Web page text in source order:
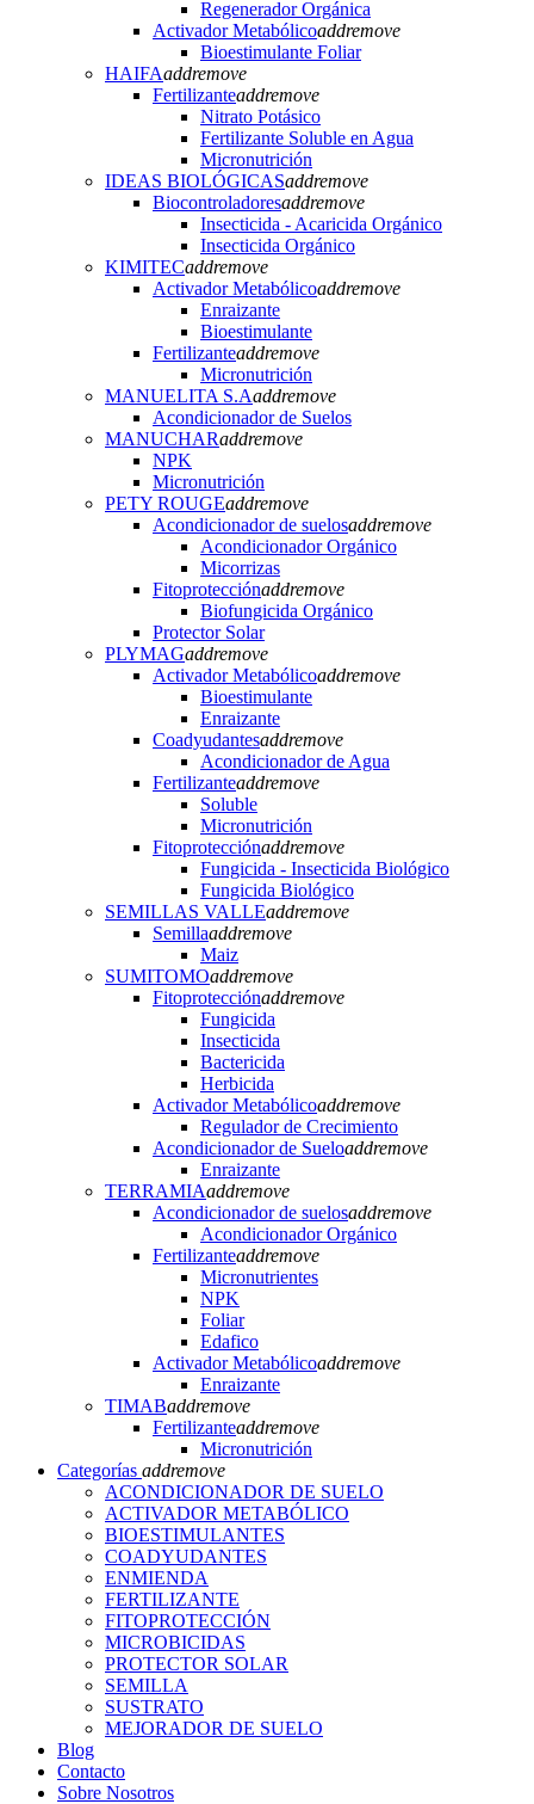
Regenerador Orgánica
Activador Metabólicoaddremove
Bioestimulante Foliar
HAIFAaddremove
Fertilizanteaddremove
Nitrato Potásico
Fertilizante Soluble en Agua
Micronutrición
IDEAS BIOLÓGICASaddremove
Biocontroladoresaddremove
Insecticida - Acaricida Orgánico
Insecticida Orgánico
KIMITECaddremove
Activador Metabólicoaddremove
Enraizante
Bioestimulante
Fertilizanteaddremove
Micronutrición
MANUELITA S.Aaddremove
Acondicionador de Suelos
MANUCHARaddremove
NPK
Micronutrición
PETY ROUGEaddremove
Acondicionador de suelosaddremove
Acondicionador Orgánico
Micorrizas
Fitoprotecciónaddremove
Biofungicida Orgánico
Protector Solar
PLYMAGaddremove
Activador Metabólicoaddremove
Bioestimulante
Enraizante
Coadyudantesaddremove
Acondicionador de Agua
Fertilizanteaddremove
Soluble
Micronutrición
Fitoprotecciónaddremove
Fungicida - Insecticida Biológico
Fungicida Biológico
SEMILLAS VALLEaddremove
Semillaaddremove
Maiz
SUMITOMOaddremove
Fitoprotecciónaddremove
Fungicida
Insecticida
Bactericida
Herbicida
Activador Metabólicoaddremove
Regulador de Crecimiento
Acondicionador de Sueloaddremove
Enraizante
TERRAMIAaddremove
Acondicionador de suelosaddremove
Acondicionador Orgánico
Fertilizanteaddremove
Micronutrientes
NPK
Foliar
Edafico
Activador Metabólicoaddremove
Enraizante
TIMABaddremove
Fertilizanteaddremove
Micronutrición
Categorías addremove
ACONDICIONADOR DE SUELO
ACTIVADOR METABÓLICO
BIOESTIMULANTES
COADYUDANTES
ENMIENDA
FERTILIZANTE
FITOPROTECCIÓN
MICROBICIDAS
PROTECTOR SOLAR
SEMILLA
SUSTRATO
MEJORADOR DE SUELO
Blog
Contacto
Sobre Nosotros